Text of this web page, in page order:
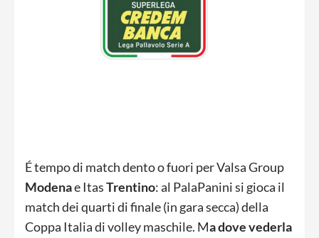
É tempo di match dento o fuori per Valsa Group
Modenae ItasTrentino: al PalaPanini si gioca il
match dei quarti di finale (in gara secca) della
Coppa Italia di volley maschile. Ma dove vederla